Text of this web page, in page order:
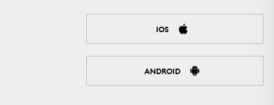
IOS
ANDROID